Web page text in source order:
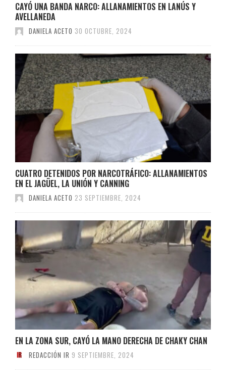
CAYÓ UNA BANDA NARCO: ALLANAMIENTOS EN LANÚS Y
AVELLANEDA
DANIELA ACETO 30 OCTUBRE, 2024
CUATRO DETENIDOS POR NARCOTRÁFICO: ALLANAMIENTOS
EN EL JAGÜEL, LA UNIÓN Y CANNING
DANIELA ACETO 23 SEPTIEMBRE, 2024
EN LA ZONA SUR, CAYÓ LA MANO DERECHA DE CHAKY CHAN
REDACCIÓN IR 9 SEPTIEMBRE, 2024